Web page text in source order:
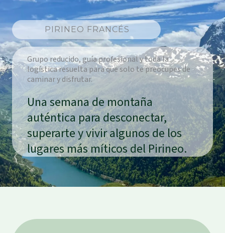
PIRINEO FRANCÉS
Grupo reducido, guía profesional y toda la
logística resuelta para que solo te preocupes de
caminar y disfrutar.
Una semana de montaña
auténtica para desconectar,
superarte y vivir algunos de los
lugares más míticos del Pirineo.